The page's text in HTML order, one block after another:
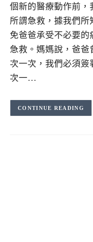
個新的醫療動作前，
所謂急救，據我們
免爸爸承受不必要
急救。媽媽說，爸
次一次，我們必須簽
次一…
CONTINUE READING